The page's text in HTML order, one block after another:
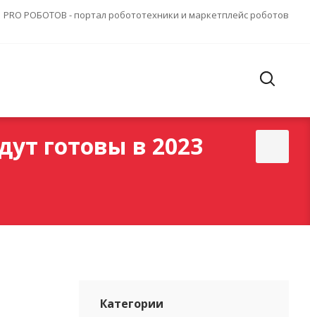
PRO РОБОТОВ - портал робототехники и маркетплейс роботов
готовы в 2023
Категории